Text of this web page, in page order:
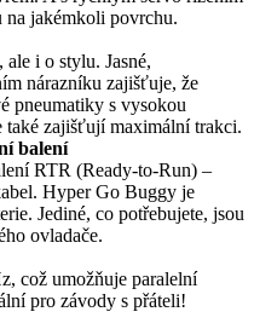
na jakémkoli povrchu.
i o stylu. Jasné,
nárazníku zajišťuje, že
pneumatiky s vysokou
také zajišťují maximální trakci.
balení
RTR (Ready-to-Run) –
Hyper Go Buggy je
Jediné, co potřebujete, jsou
ovladače.
což umožňuje paralelní
pro závody s přáteli!